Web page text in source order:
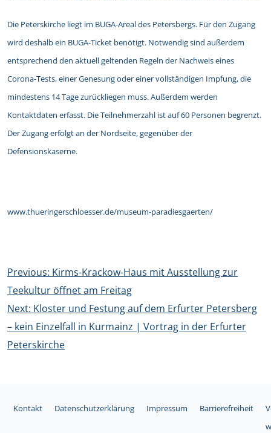
Die Peterskirche liegt im BUGA-Areal des Petersbergs. Für den Zugang
wird deshalb ein BUGA-Ticket benötigt. Notwendig sind außerdem
entsprechend den aktuell geltenden Regeln der Nachweis eines
Corona-Tests, einer Genesung oder einer vollständigen Impfung, die
mindestens 14 Tage zurückliegen muss. Außerdem werden
Kontaktdaten erfasst. Die Teilnehmerzahl ist auf 60 Personen begrenzt.
Der Zugang erfolgt an der Nordseite, gegenüber der
Defensionskaserne.
www.thueringerschloesser.de/museum-paradiesgaerten/
Beitragsnavigation
Previous: Kirms-Krackow-Haus mit Ausstellung zur
Teekultur öffnet am Freitag
Next: Kloster und Festung auf dem Erfurter Petersberg
– kein Einzelfall in Kurmainz | Vortrag in der Erfurter
Peterskirche
Kontakt Datenschutzerklärung Impressum Barrierefreiheit